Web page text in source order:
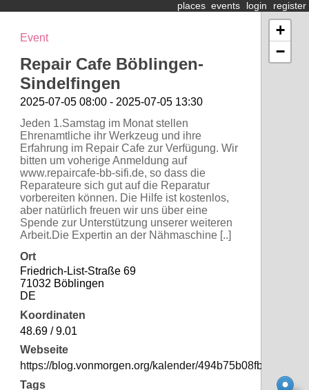
places events login register
Event
Repair Cafe Böblingen-
Sindelfingen
2025-07-05 08:00 - 2025-07-05 13:30
Jeden 1.Samstag im Monat stellen
Ehrenamtliche ihr Werkzeug und ihre
Erfahrung im Repair Cafe zur Verfügung. Wir
bitten um voherige Anmeldung auf
www.repaircafe-bb-sifi.de, so dass die
Reparateure sich gut auf die Reparatur
vorbereiten können. Die Hilfe ist kostenlos,
aber natürlich freuen wir uns über eine
Spende zur Unterstützung unserer weiteren
Arbeit.Die Expertin an der Nähmaschine [..]
Ort
Friedrich-List-Straße 69
71032 Böblingen
DE
Koordinaten
48.69 / 9.01
Webseite
https://blog.vonmorgen.org/kalender/
Tags
+
−